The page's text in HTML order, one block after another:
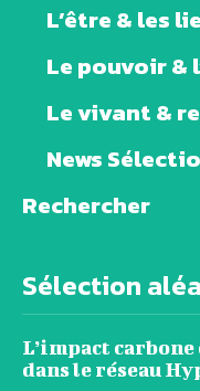
L’être & les
Le pouvoir &
Le vivant &
News
Rechercher
Sélection
L’impact
dans le réseau